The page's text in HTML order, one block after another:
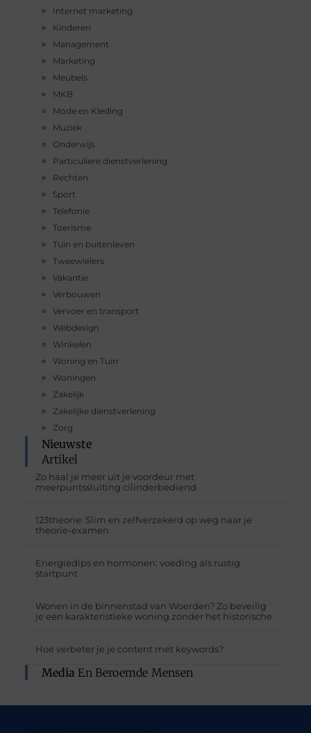
Internet marketing
Kinderen
Management
Marketing
Meubels
MKB
Mode en Kleding
Muziek
Onderwijs
Particuliere dienstverlening
Rechten
Sport
Telefonie
Toerisme
Tuin en buitenleven
Tweewielers
Vakantie
Verbouwen
Vervoer en transport
Webdesign
Winkelen
Woning en Tuin
Woningen
Zakelijk
Zakelijke dienstverlening
Zorg
Nieuwste
Artikel
Zo haal je meer uit je voordeur met
meerpuntssluiting cilinderbediend
123theorie: Slim en zelfverzekerd op weg naar je
theorie-examen
Energiedips en hormonen: voeding als rustig
startpunt
Wonen in de binnenstad van Woerden? Zo beveilig
je een karakteristieke woning zonder het historische
Hoe verbeter je je content met keywords?
Media En Beroemde Mensen